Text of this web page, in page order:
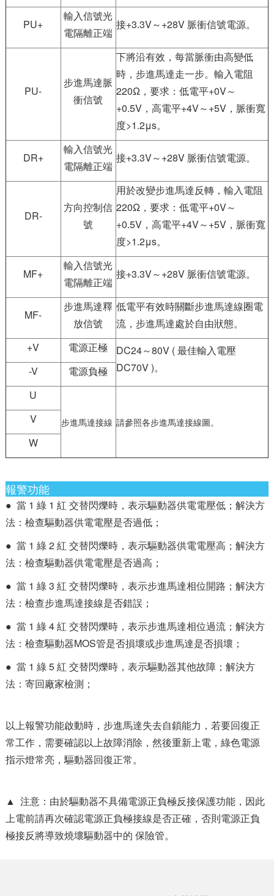
PU+
輸入信號光
電隔離正端
接+3.3V～+28V 脈衝信號電源。
PU-
步進馬達脈
衝信號
下將沿有效，每當脈衝由高變低
時，步進馬達走一步。輸入電阻
220Ω，要求：低電平+0V～
+0.5V，高電平+4V～+5V，脈衝寬
度>1.2μs。
DR+
輸入信號光
電隔離正端
接+3.3V～+28V 脈衝信號電源。
DR-
方向控制信
號
用於改變步進馬達反轉，輸入電阻
220Ω，要求：低電平+0V～
+0.5V，高電平+4V～+5V，脈衝寬
度>1.2μs。
MF+
輸入信號光
電隔離正端
接+3.3V～+28V 脈衝信號電源。
MF-
步進馬達釋
放信號
低電平有效時關斷步進馬達線圈電
流，步進馬達處於自由狀態。
+V
電源正極
DC24～80V ( 最佳輸入電壓
DC70V )。
-V
電源負極
U
步進馬達接線 請參照各步進馬達接線圖。
V
W
報警功能
● 當 1 綠 1 紅 交替閃爍時，表示驅動器供電電壓低；解決方
法：檢查驅動器供電電壓是否過低；
● 當 1 綠 2 紅 交替閃爍時，表示驅動器供電電壓高；解決方
法：檢查驅動器供電電壓是否過高；
● 當 1 綠 3 紅 交替閃爍時，表示步進馬達相位開路；解決方
法：檢查步進馬達接線是否錯誤；
● 當 1 綠 4 紅 交替閃爍時，表示步進馬達相位過流；解決方
法：檢查驅動器MOS管是否損壞或步進馬達是否損壞；
● 當 1 綠 5 紅 交替閃爍時，表示驅動器其他故障；解決方
法：寄回廠家檢測；
以上報警功能啟動時，步進馬達失去自鎖能力，若要回復正
常工作，需要確認以上故障消除，然後重新上電，綠色電源
指示燈常亮，驅動器回復正常。
▲ 注意：由於驅動器不具備電源正負極反接保護功能，因此
上電前請再次確認電源正負極接線是否正確，否則電源正負
極接反將導致燒壞驅動器中的 保險管。